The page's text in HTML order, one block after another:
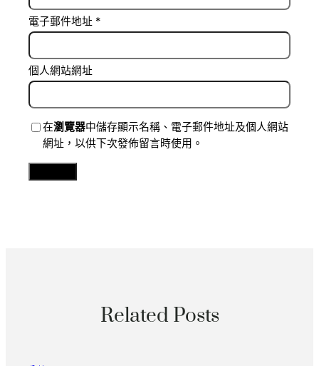
電子郵件地址 *
個人網站網址
在瀏覽器中儲存顯示名稱、電子郵件地址及個人網站
網址，以供下次發佈留言時使用。
Related Posts